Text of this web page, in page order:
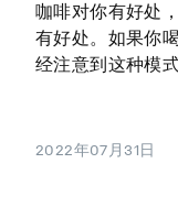
咖啡对你有好处
有好处。如果你
经注意到这种模式
2022年07月31日